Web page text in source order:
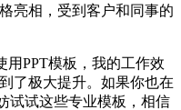
亮相，受到客户和同事的
用PPT模板，我的工作效
了极大提升。如果你也在
试试这些专业模板，相信